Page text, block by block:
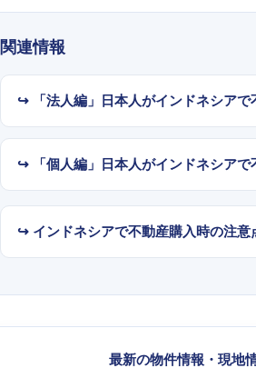
関連情報
↪︎ 「法人編」日本人がインドネシアで
↪︎ 「個人編」日本人がインドネシアで
↪︎ インドネシアで不動産購入時の注意
最新の物件情報・現地